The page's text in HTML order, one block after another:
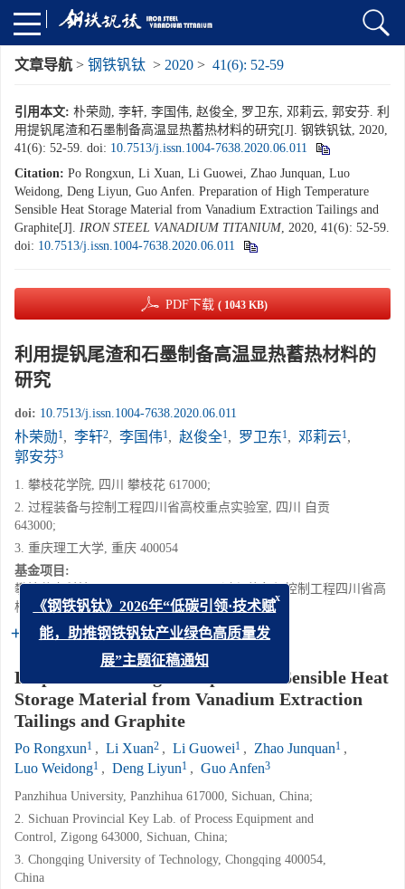
文章导航 > 钢铁钒钛 > 2020 > 41(6): 52-59
引用本文: 朴荣勋, 李轩, 李国伟, 赵俊全, 罗卫东, 邓莉云, 郭安芬. 利
用提钒尾渣和石墨制备高温显热蓄热材料的研究[J]. 钢铁钒钛, 2020,
41(6): 52-59. doi: 10.7513/j.issn.1004-7638.2020.06.011
Citation: Po Rongxun, Li Xuan, Li Guowei, Zhao Junquan, Luo
Weidong, Deng Liyun, Guo Anfen. Preparation of High Temperature
Sensible Heat Storage Material from Vanadium Extraction Tailings and
Graphite[J]. IRON STEEL VANADIUM TITANIUM, 2020, 41(6): 52-59.
doi: 10.7513/j.issn.1004-7638.2020.06.011
PDF下载 ( 1043 KB)
利用提钒尾渣和石墨制备高温显热蓄热材料的
研究
doi: 10.7513/j.issn.1004-7638.2020.06.011
朴荣勋1, 李轩2, 李国伟1, 赵俊全1, 罗卫东1, 邓莉云1,
郭安芬3
1. 攀枝花学院, 四川 攀枝花 617000;
2. 过程装备与控制工程四川省高校重点实验室, 四川 自贡
643000;
3. 重庆理工大学, 重庆 400054
基金项目:
攀枝花市科技局项目(2017CY-G-17)；过程装备与控制工程四川省高
校重点实验室开放基金科研项目(GK201919)
详细信息
Preparation of High Temperature Sensible Heat
Storage Material from Vanadium Extraction
Tailings and Graphite
Po Rongxun1 , Li Xuan2 , Li Guowei1 , Zhao Junquan1 ,
Luo Weidong1 , Deng Liyun1 , Guo Anfen3
Panzhihua University, Panzhihua 617000, Sichuan, China;
2. Sichuan Provincial Key Lab. of Process Equipment and
Control, Zigong 643000, Sichuan, China;
3. Chongqing University of Technology, Chongqing 400054,
China
x
《钢铁钒钛》2026年“低碳引领·技术赋
能，助推钢铁钒钛产业绿色高质量发